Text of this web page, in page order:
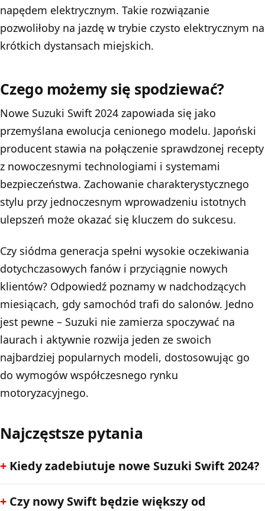
napędem elektrycznym. Takie rozwiązanie
pozwoliłoby na jazdę w trybie czysto elektrycznym na
krótkich dystansach miejskich.
Czego możemy się spodziewać?
Nowe Suzuki Swift 2024 zapowiada się jako
przemyślana ewolucja cenionego modelu. Japoński
producent stawia na połączenie sprawdzonej recepty
z nowoczesnymi technologiami i systemami
bezpieczeństwa. Zachowanie charakterystycznego
stylu przy jednoczesnym wprowadzeniu istotnych
ulepszeń może okazać się kluczem do sukcesu.
Czy siódma generacja spełni wysokie oczekiwania
dotychczasowych fanów i przyciągnie nowych
klientów? Odpowiedź poznamy w nadchodzących
miesiącach, gdy samochód trafi do salonów. Jedno
jest pewne – Suzuki nie zamierza spoczywać na
laurach i aktywnie rozwija jeden ze swoich
najbardziej popularnych modeli, dostosowując go
do wymogów współczesnego rynku
motoryzacyjnego.
Najczęstsze pytania
Kiedy zadebiutuje nowe Suzuki Swift 2024?
Czy nowy Swift będzie większy od